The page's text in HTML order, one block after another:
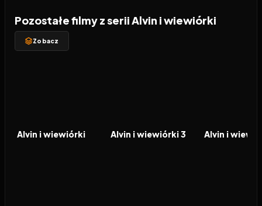
Pozostałe filmy z serii Alvin i wiewiórki
Zobacz
FILM
Alvin i wiewiórki FILM
Alvin i wiewiórki 3 FILM